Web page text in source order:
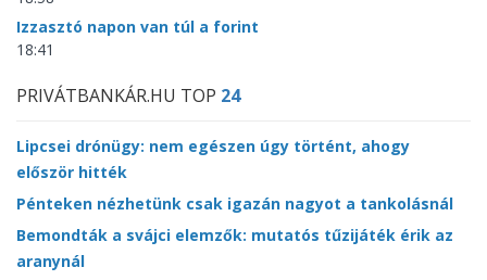
Izzasztó napon van túl a forint
18:41
PRIVÁTBANKÁR.HU TOP 24
Lipcsei drónügy: nem egészen úgy történt, ahogy
először hitték
Pénteken nézhetünk csak igazán nagyot a tankolásnál
Bemondták a svájci elemzők: mutatós tűzijáték érik az
aranynál